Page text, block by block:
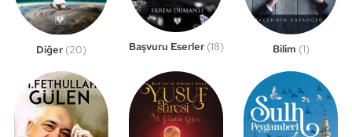
Diğer (20) Başvuru Eserler (18) Bilim (1)